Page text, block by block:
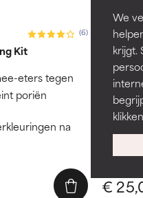
We
krijgt.
(6)
Kit
eters tegen
poriën
na
The
Gaat
€